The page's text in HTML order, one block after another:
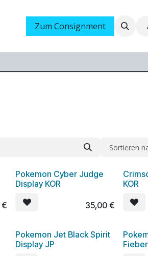
Messen Ankauf Jobs
Zum Consignment
Sortieren
€
Pokemon Cyber Judge
Display KOR
35,00€
KOR
Pokemon Jet Black Spirit
Display JP